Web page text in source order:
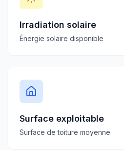
Irradiation solaire
Énergie solaire disponible
Surface exploitable
Surface de toiture moyenne